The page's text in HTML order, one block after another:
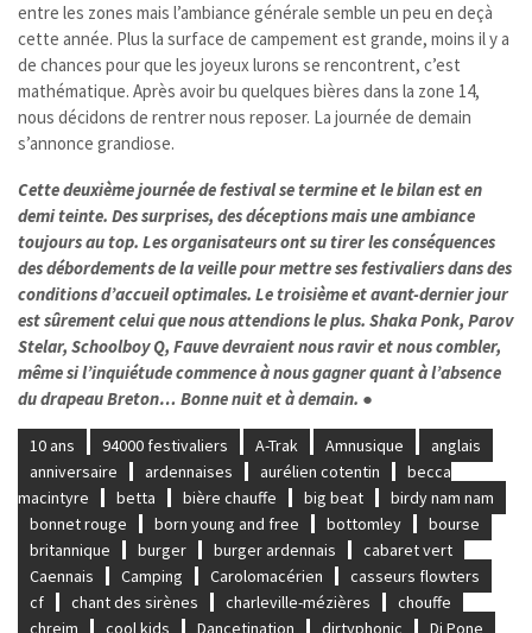
entre les zones mais l’ambiance générale semble un peu en deçà
cette année. Plus la surface de campement est grande, moins il y a
de chances pour que les joyeux lurons se rencontrent, c’est
mathématique. Après avoir bu quelques bières dans la zone 14,
nous décidons de rentrer nous reposer. La journée de demain
s’annonce grandiose.
Cette deuxième journée de festival se termine et le bilan est en
demi teinte. Des surprises, des déceptions mais une ambiance
toujours au top. Les organisateurs ont su tirer les conséquences
des débordements de la veille pour mettre ses festivaliers dans des
conditions d’accueil optimales. Le troisième et avant-dernier jour
est sûrement celui que nous attendions le plus. Shaka Ponk, Parov
Stelar, Schoolboy Q, Fauve devraient nous ravir et nous combler,
même si l’inquiétude commence à nous gagner quant à l’absence
du drapeau Breton… Bonne nuit et à demain. ●
10 ans 94000 festivaliers A-Trak Amnusique
anglais
anniversaire
ardennaises aurélien cotentin
becca
macintyre
betta bière chauffe big beat
birdy nam nam
bonnet rouge
born young and free bottomley
bourse
britannique
burger burger ardennais
cabaret vert
Caennais
Camping Carolomacérien
casseurs flowters
cf
chant des sirènes charleville-mézières
chouffe
chreim
cool kids Dancetination dirtyphonic
Dj Pone